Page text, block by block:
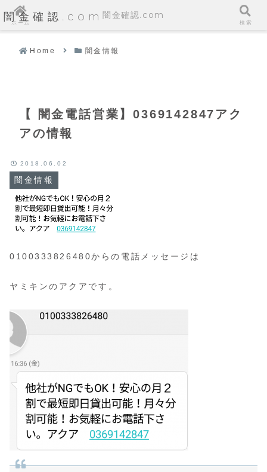
闇金確認.com
Home 闇金情報
【 闇金電話営業】0369142847アク
アの情報
闇金情報
2018.06.02
0100333826480からの電話メッセージは
ヤミキンのアクアです。
ホーム
闇金確認.com
検索